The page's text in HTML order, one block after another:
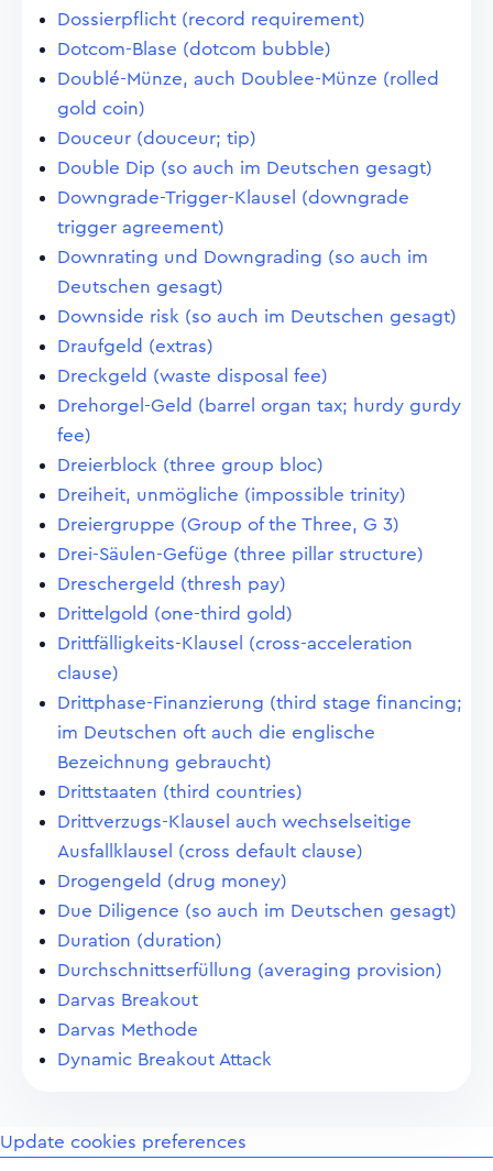
Dossierpflicht (record requirement)
Dotcom-Blase (dotcom bubble)
Doublé-Münze, auch Doublee-Münze (rolled
gold coin)
Douceur (douceur; tip)
Double Dip (so auch im Deutschen gesagt)
Downgrade-Trigger-Klausel (downgrade
trigger agreement)
Downrating und Downgrading (so auch im
Deutschen gesagt)
Downside risk (so auch im Deutschen gesagt)
Draufgeld (extras)
Dreckgeld (waste disposal fee)
Drehorgel-Geld (barrel organ tax; hurdy gurdy
fee)
Dreierblock (three group bloc)
Dreiheit, unmögliche (impossible trinity)
Dreiergruppe (Group of the Three, G 3)
Drei-Säulen-Gefüge (three pillar structure)
Dreschergeld (thresh pay)
Drittelgold (one-third gold)
Drittfälligkeits-Klausel (cross-acceleration
clause)
Drittphase-Finanzierung (third stage financing;
im Deutschen oft auch die englische
Bezeichnung gebraucht)
Drittstaaten (third countries)
Drittverzugs-Klausel auch wechselseitige
Ausfallklausel (cross default clause)
Drogengeld (drug money)
Due Diligence (so auch im Deutschen gesagt)
Duration (duration)
Durchschnittserfüllung (averaging provision)
Darvas Breakout
Darvas Methode
Dynamic Breakout Attack
Update cookies preferences